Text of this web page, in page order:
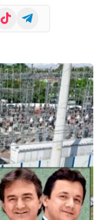
TikTok Telegram